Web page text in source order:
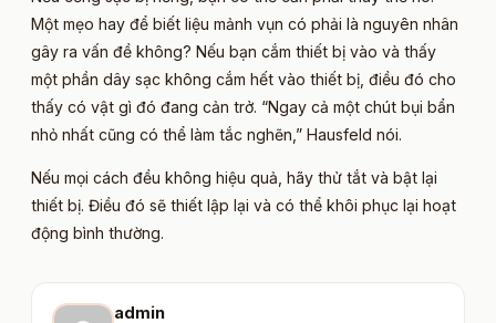
Một mẹo hay để biết liệu mảnh vụn có phải là nguyên nhân
gây ra vấn đề không? Nếu bạn cắm thiết bị vào và thấy
một phần dây sạc không cắm hết vào thiết bị, điều đó cho
thấy có vật gì đó đang cản trở. “Ngay cả một chút bụi bẩn
nhỏ nhất cũng có thể làm tắc nghẽn,” Hausfeld nói.
Nếu mọi cách đều không hiệu quả, hãy thử tắt và bật lại
thiết bị. Điều đó sẽ thiết lập lại và có thể khôi phục lại hoạt
động bình thường.
admin